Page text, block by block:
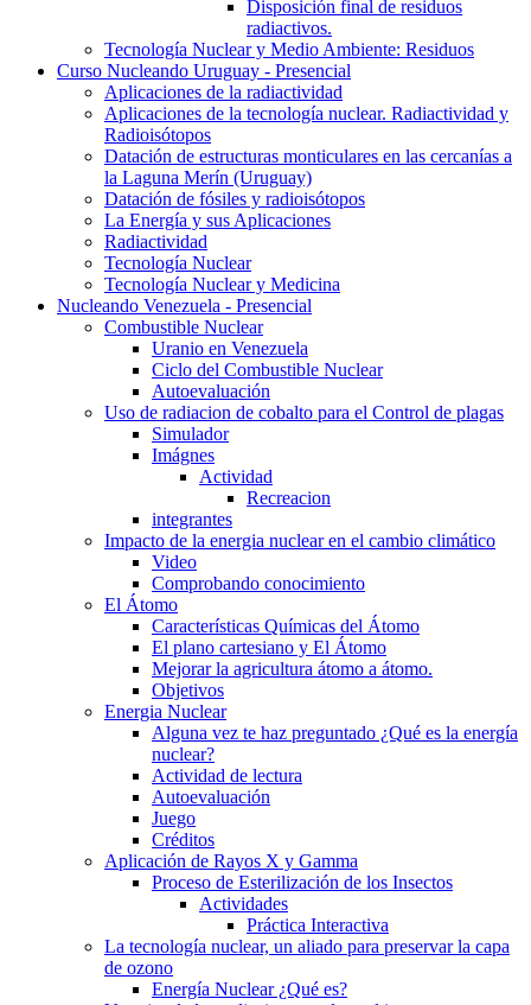
Disposición final de residuos
radiactivos.
Tecnología Nuclear y Medio Ambiente: Residuos
Curso Nucleando Uruguay - Presencial
Aplicaciones de la radiactividad
Aplicaciones de la tecnología nuclear. Radiactividad y
Radioisótopos
Datación de estructuras monticulares en las cercanías a
la Laguna Merín (Uruguay)
Datación de fósiles y radioisótopos
La Energía y sus Aplicaciones
Radiactividad
Tecnología Nuclear
Tecnología Nuclear y Medicina
Nucleando Venezuela - Presencial
Combustible Nuclear
Uranio en Venezuela
Ciclo del Combustible Nuclear
Autoevaluación
Uso de radiacion de cobalto para el Control de plagas
Simulador
Imágnes
Actividad
Recreacion
integrantes
Impacto de la energia nuclear en el cambio climático
Video
Comprobando conocimiento
El Átomo
Características Químicas del Átomo
El plano cartesiano y El Átomo
Mejorar la agricultura átomo a átomo.
Objetivos
Energia Nuclear
Alguna vez te haz preguntado ¿Qué es la energía
nuclear?
Actividad de lectura
Autoevaluación
Juego
Créditos
Aplicación de Rayos X y Gamma
Proceso de Esterilización de los Insectos
Actividades
Práctica Interactiva
La tecnología nuclear, un aliado para preservar la capa
de ozono
Energía Nuclear ¿Qué es?